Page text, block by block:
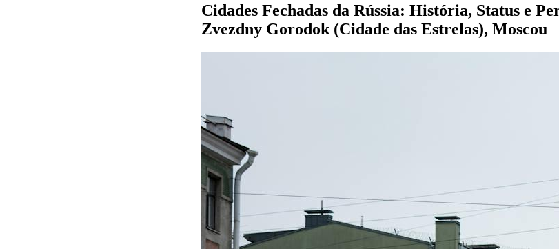
Cidades Fechadas da Rússia: História, Status e
Zvezdny Gorodok (Cidade das Estrelas), Moscou